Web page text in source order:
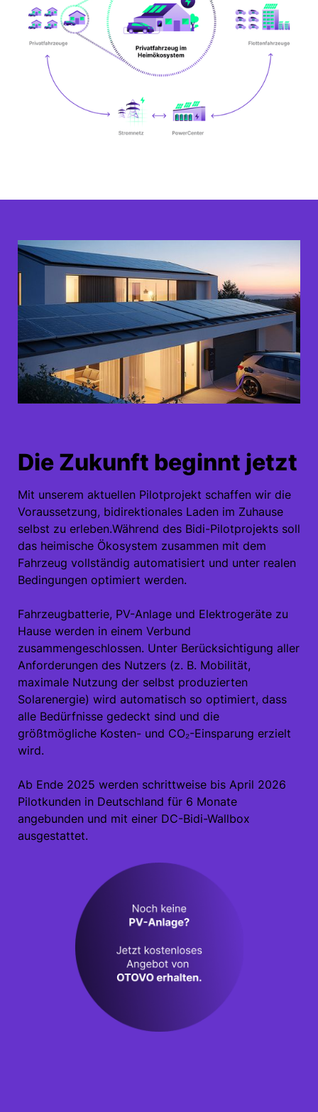
Die Zukunft beginnt jetzt
Mit unserem aktuellen Pilotprojekt schaffen wir die
Voraussetzung, bidirektionales Laden im Zuhause
selbst zu erleben.Während des Bidi-Pilotprojekts soll
das heimische Ökosystem zusammen mit dem
Fahrzeug vollständig automatisiert und unter realen
Bedingungen optimiert werden.
Fahrzeugbatterie, PV-Anlage und Elektrogeräte zu
Hause werden in einem Verbund
zusammengeschlossen. Unter Berücksichtigung aller
Anforderungen des Nutzers (z. B. Mobilität,
maximale Nutzung der selbst produzierten
Solarenergie) wird automatisch so optimiert, dass
alle Bedürfnisse gedeckt sind und die
größtmögliche Kosten- und CO₂-Einsparung erzielt
wird.
Ab Ende 2025 werden schrittweise bis April 2026
Pilotkunden in Deutschland für 6 Monate
angebunden und mit einer DC-Bidi-Wallbox
ausgestattet.